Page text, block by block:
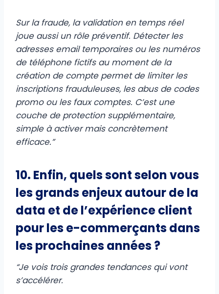
Sur la fraude, la validation en temps réel
joue aussi un rôle préventif. Détecter les
adresses email temporaires ou les numéros
de téléphone fictifs au moment de la
création de compte permet de limiter les
inscriptions frauduleuses, les abus de codes
promo ou les faux comptes. C’est une
couche de protection supplémentaire,
simple à activer mais concrètement
efficace.”
10. Enfin, quels sont selon vous
les grands enjeux autour de la
data et de l’expérience client
pour les e-commerçants dans
les prochaines années ?
“Je vois trois grandes tendances qui vont
s’accélérer.